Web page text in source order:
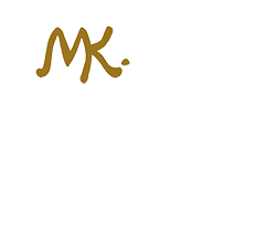
springen